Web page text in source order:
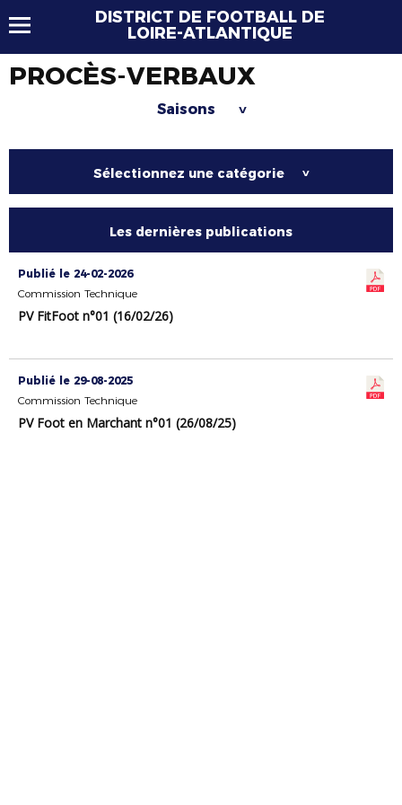
DISTRICT DE FOOTBALL DE
LOIRE-ATLANTIQUE
PROCÈS-VERBAUX
Saisons >
Sélectionnez une catégorie >
Les dernières publications
Publié le 24-02-2026
Commission Technique
PV FitFoot n°01 (16/02/26)
Publié le 29-08-2025
Commission Technique
PV Foot en Marchant n°01 (26/08/25)